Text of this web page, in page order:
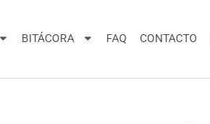
BITÁCORA FAQ CONTACTO